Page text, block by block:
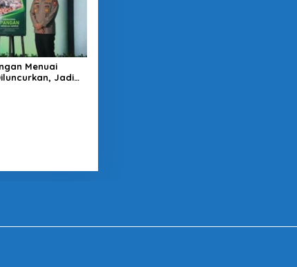
Menuai
Jadi